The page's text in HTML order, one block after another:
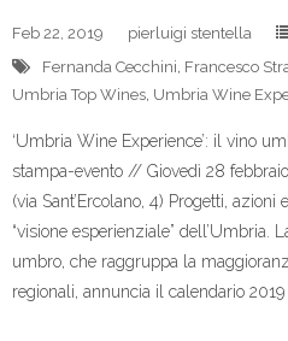
Feb 22, 2019 pierluigi stentella
Fernanda Cecchini Francesco
Umbria Top Wines Umbria Wine
‘Umbria Wine Experience’: il vino
stampa-evento // Giovedì 28
(via Sant’Ercolano, 4) Progetti,
“visione esperienziale” dell’Umbria.
umbro, che raggruppa la
regionali, annuncia il calendario